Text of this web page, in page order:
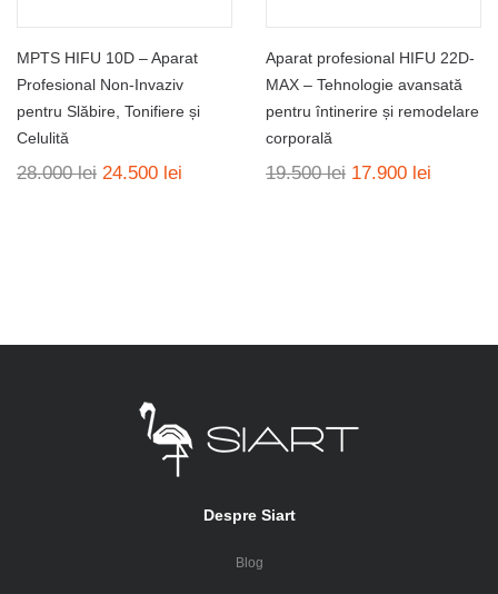
MPTS HIFU 10D – Aparat
Profesional Non-Invaziv
pentru Slăbire, Tonifiere și
Celulită
28.000lei Prețul
24.500 lei
Aparat profesional HIFU 22D-
MAX – Tehnologie avansată
pentru întinerire și remodelare
corporală
19.500lei Prețul
17.900 lei
Despre Siart
Blog